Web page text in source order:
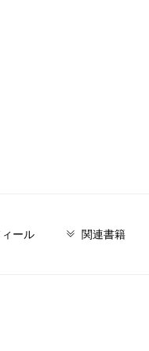
ール 関連書籍